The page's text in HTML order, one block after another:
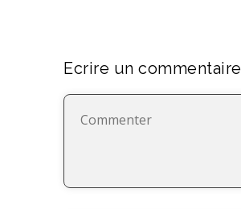
Ecrire un commentaire